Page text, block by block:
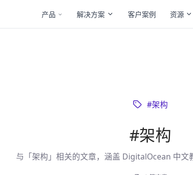
产品 解决方案 客户案例 资源
#架构
#架构
与「架构」相关的文章，涵盖 DigitalOcean 中文